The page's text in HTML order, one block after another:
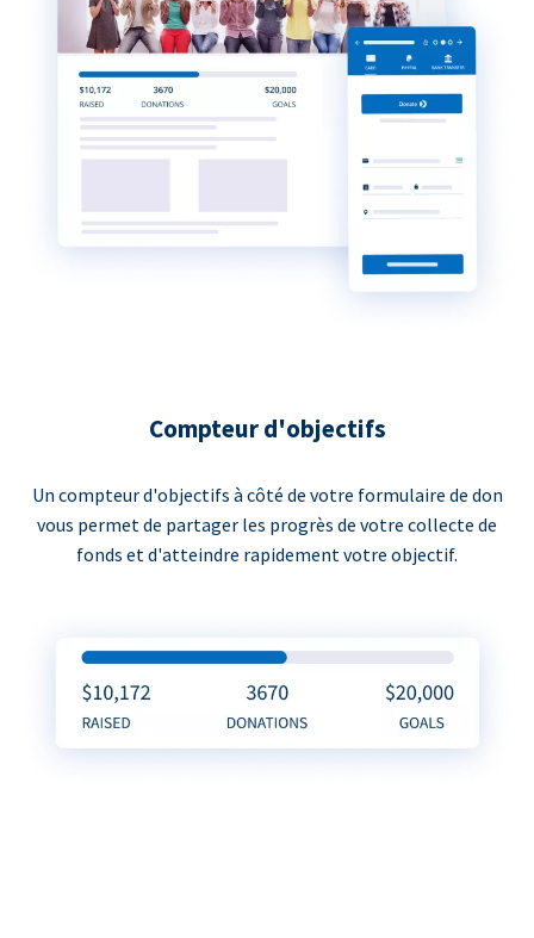
Compteur d'objectifs
Un compteur d'objectifs à côté de votre formulaire de don
vous permet de partager les progrès de votre collecte de
fonds et d'atteindre rapidement votre objectif.